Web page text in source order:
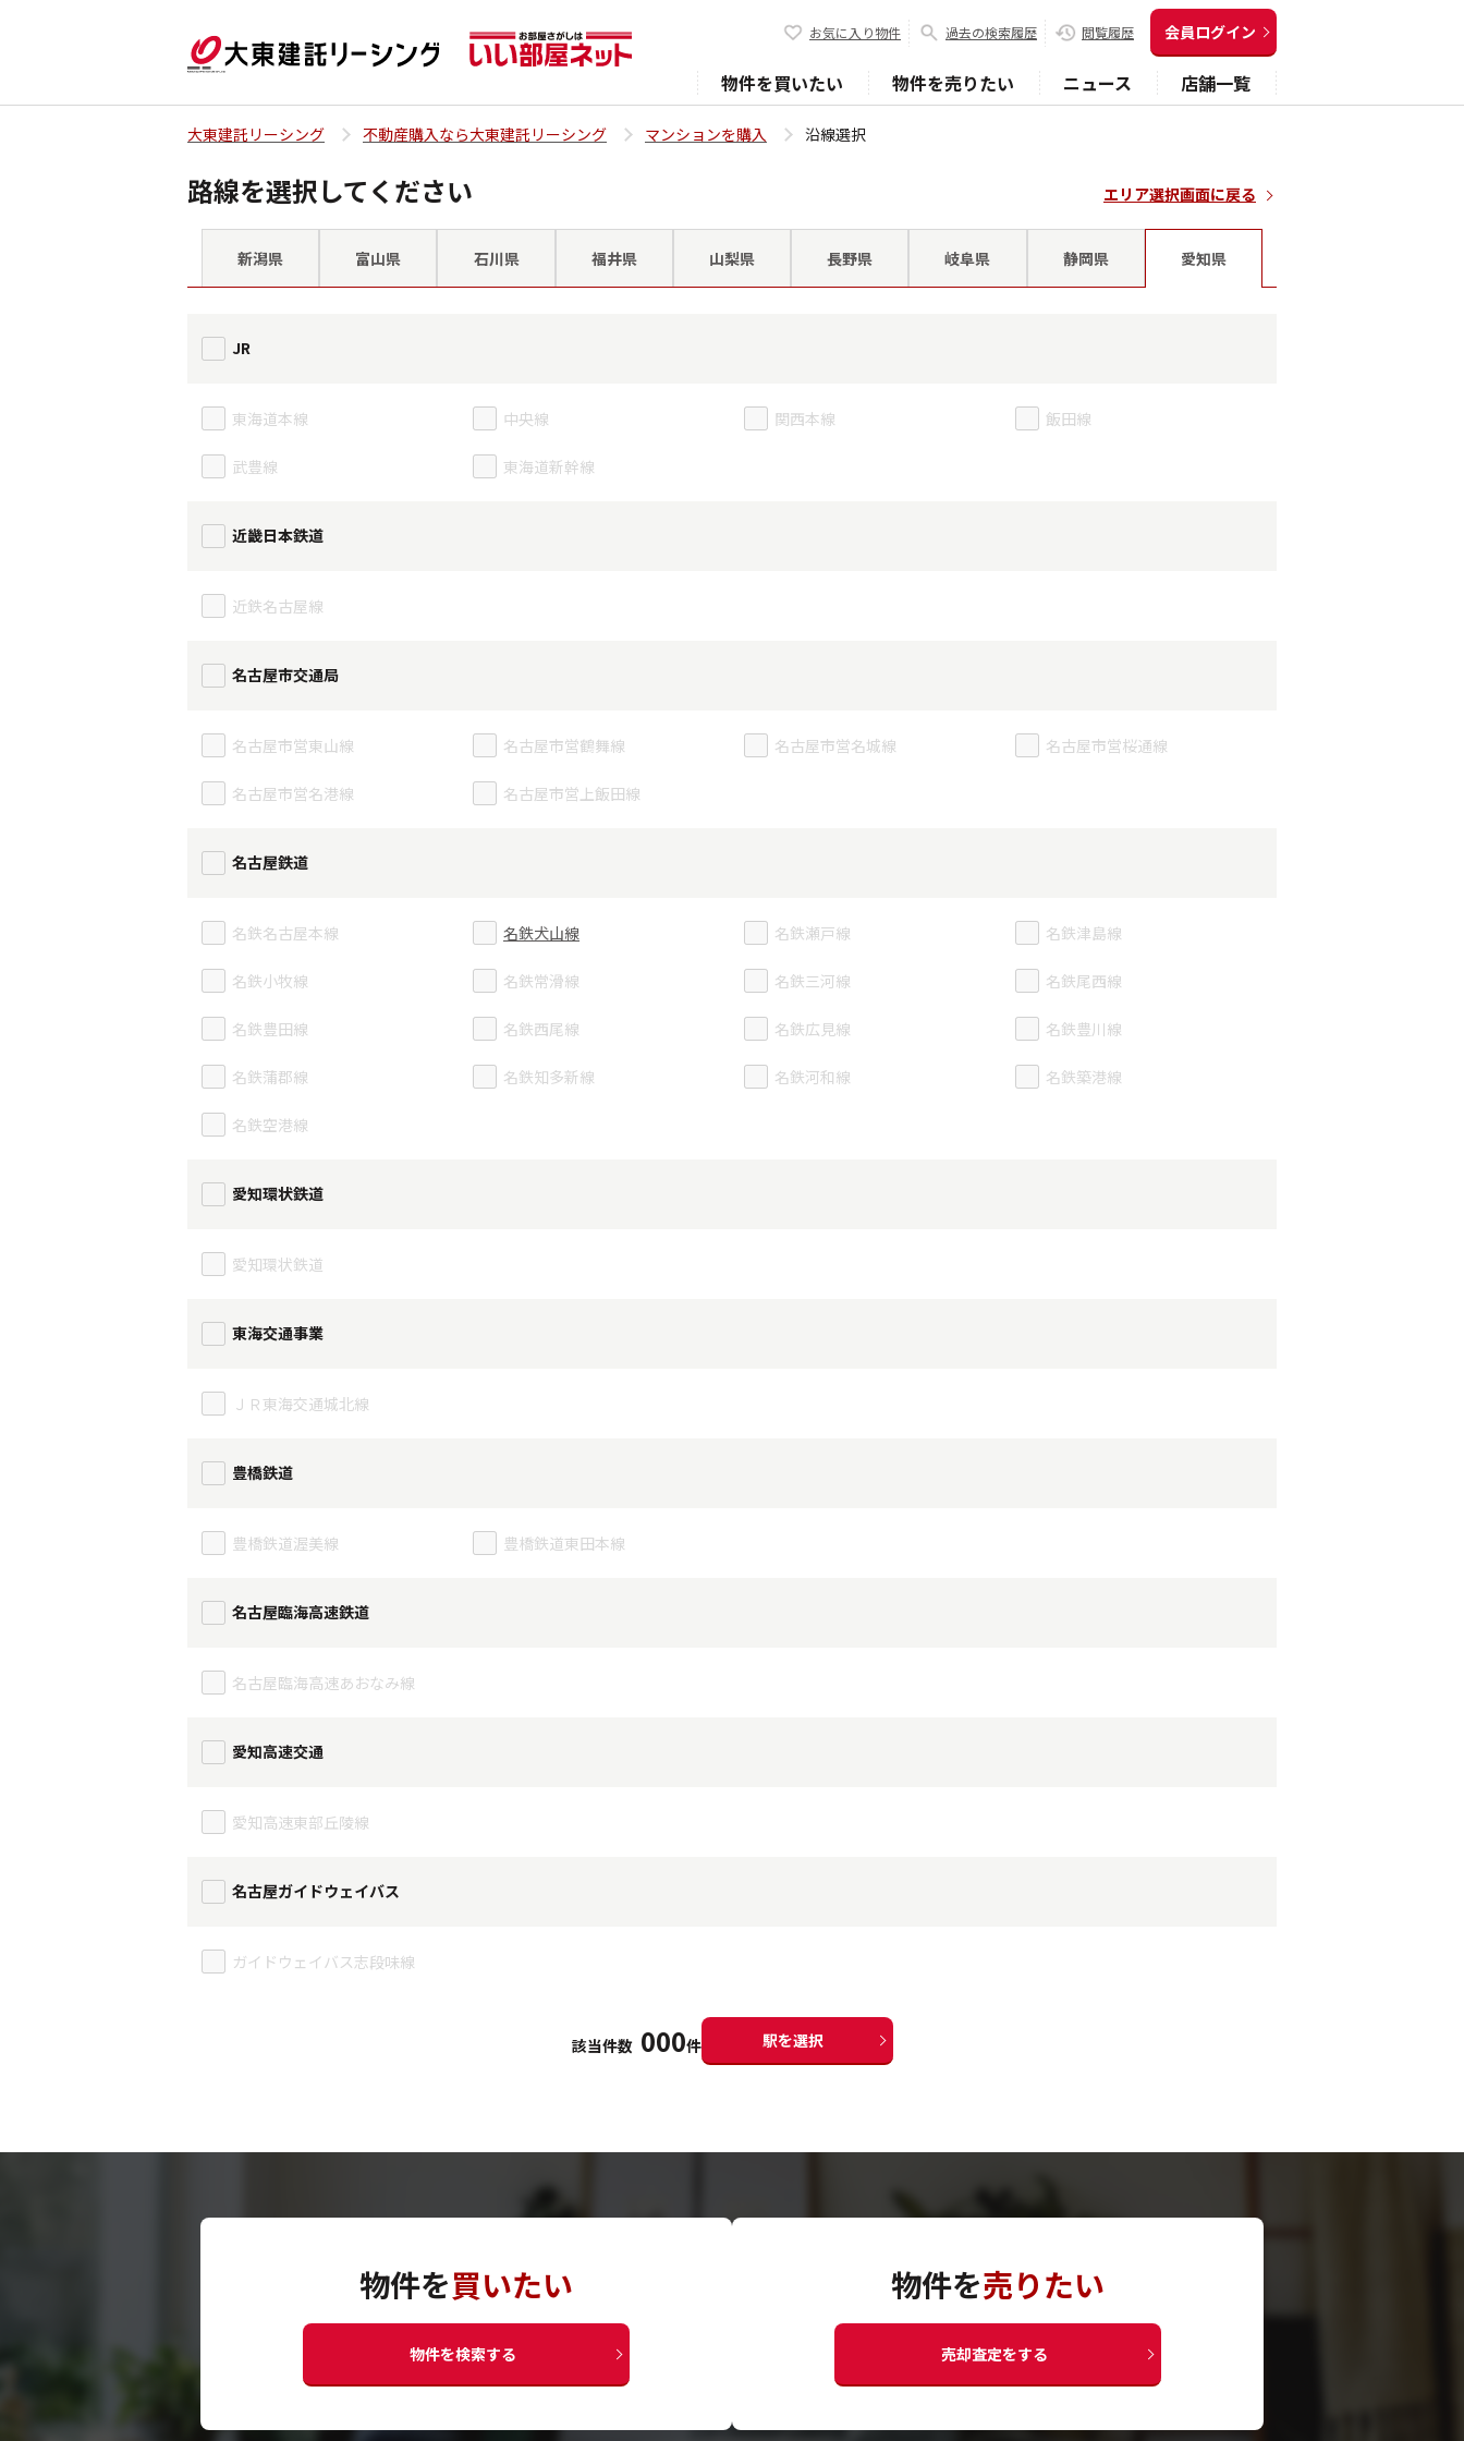
お気に入り物件 過去の検索履歴 閲覧履歴 会員ログイン
物件を買いたい 物件を売りたい ニュース 店舗一覧
大東建託リーシング 不動産購入なら大東建託リーシング マンションを購入 沿線選択
路線を選択してください エリア選択画面に戻る
新潟県 富山県 石川県 福井県 山梨県 長野県 岐阜県 静岡県 愛知県
JR
東海道本線 中央線 関西本線 飯田線
武豊線 東海道新幹線
近畿日本鉄道
近鉄名古屋線
名古屋市交通局
名古屋市営東山線 名古屋市営鶴舞線 名古屋市営名城線 名古屋市営桜通線
名古屋市営名港線 名古屋市営上飯田線
名古屋鉄道
名鉄名古屋本線 名鉄犬山線 名鉄瀬戸線 名鉄津島線
名鉄小牧線 名鉄常滑線 名鉄三河線 名鉄尾西線
名鉄豊田線 名鉄西尾線 名鉄広見線 名鉄豊川線
名鉄蒲郡線 名鉄知多新線 名鉄河和線 名鉄築港線
名鉄空港線
愛知環状鉄道
愛知環状鉄道
東海交通事業
ＪＲ東海交通城北線
豊橋鉄道
豊橋鉄道渥美線 豊橋鉄道東田本線
名古屋臨海高速鉄道
名古屋臨海高速あおなみ線
愛知高速交通
愛知高速東部丘陵線
名古屋ガイドウェイバス
ガイドウェイバス志段味線
該当件数 000件 駅を選択
物件を買いたい
物件を検索する
物件を売りたい
売却査定をする